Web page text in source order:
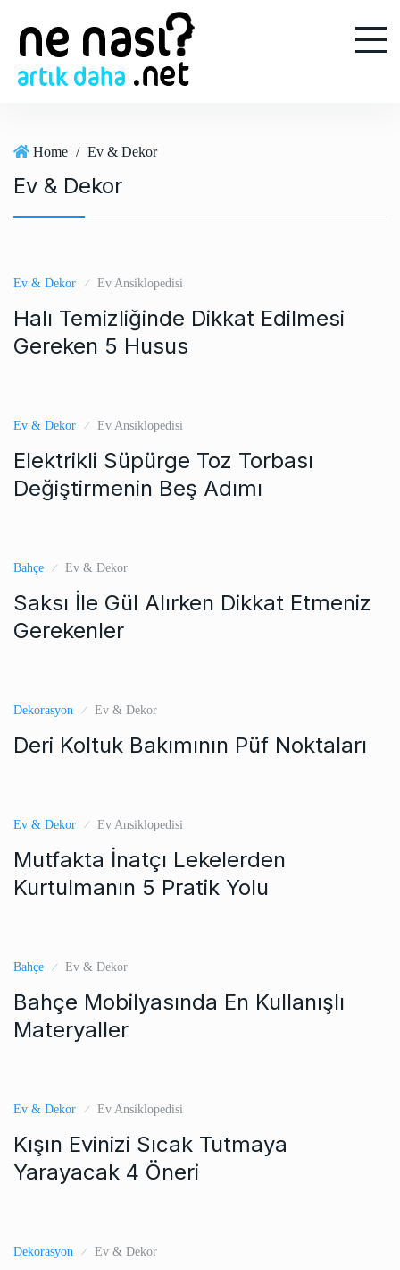
Home / Ev & Dekor
Ev & Dekor
Ev & Dekor Ev Ansiklopedisi
Halı Temizliğinde Dikkat Edilmesi
Gereken 5 Husus
Ev & Dekor Ev Ansiklopedisi
Elektrikli Süpürge Toz Torbası
Değiştirmenin Beş Adımı
Bahçe Ev & Dekor
Saksı İle Gül Alırken Dikkat Etmeniz
Gerekenler
Dekorasyon Ev & Dekor
Deri Koltuk Bakımının Püf Noktaları
Ev & Dekor Ev Ansiklopedisi
Mutfakta İnatçı Lekelerden
Kurtulmanın 5 Pratik Yolu
Bahçe Ev & Dekor
Bahçe Mobilyasında En Kullanışlı
Materyaller
Ev & Dekor Ev Ansiklopedisi
Kışın Evinizi Sıcak Tutmaya
Yarayacak 4 Öneri
Dekorasyon Ev & Dekor